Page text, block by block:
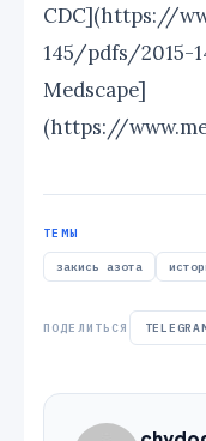
CDC](https://
145/pdfs/2015-
Medscape]
(https://
ТЕМЫ
закись азота
ПОДЕЛИТЬСЯ